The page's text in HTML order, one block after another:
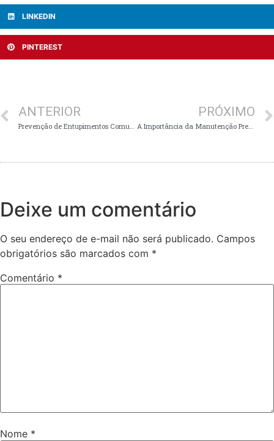
LINKEDIN
PINTEREST
ANTERIOR PRÓXIMO
A Importância da Manutenção Preventiva para Evitar Entupimentos
Deixe um comentário
O seu endereço de e-mail não será publicado. Campos
obrigatórios são marcados com *
Comentário *
Nome *